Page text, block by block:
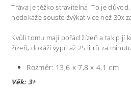
Tráva je těžko stravitelná. To je
nedokáže sousto žvýkat více než 30x
Kvůli tomu mají pořád žízeň a tak pijí
žízeň, dokáží vypít až 25 litrů za
Rozměr: 13,6 x 7,8 x 4,1 cm
Věk: 3+